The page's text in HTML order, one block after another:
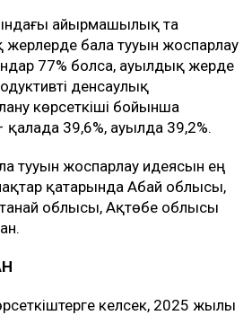
айырмашылық та
жерлерде бала тууын жоспарлау
77% болса, ауылдық жерде
денсаулық
көрсеткіші бойынша
39,6%, ауылда 39,2%.
тууын жоспарлау идеясын ең
қатарында Абай облысы,
облысы, Ақтөбе облысы
келсек, 2025 жылы